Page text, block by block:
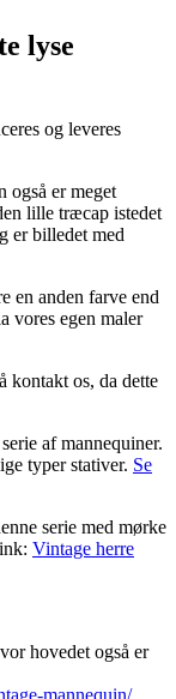
lyse
og leveres
også er meget
lille træcap istedet
er billedet med
en anden farve end
vores egen maler
kontakt os, da dette
af mannequiner.
typer stativer. Se
serie med mørke
Vintage herre
hovedet også er
mannequin/